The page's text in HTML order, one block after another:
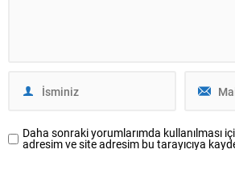
Daha sonraki yorumlarımda kullanılması
adresim ve site adresim bu tarayıcıya